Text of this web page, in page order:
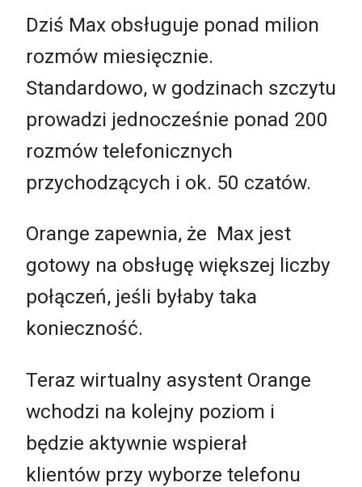
Dziś Max obsługuje ponad milion
rozmów miesięcznie.
Standardowo, w godzinach szczytu
prowadzi jednocześnie ponad 200
rozmów telefonicznych
przychodzących i ok. 50 czatów.
Orange zapewnia, że Max jest
gotowy na obsługę większej liczby
połączeń, jeśli byłaby taka
konieczność.
Teraz wirtualny asystent Orange
wchodzi na kolejny poziom i
będzie aktywnie wspierał
klientów przy wyborze telefonu